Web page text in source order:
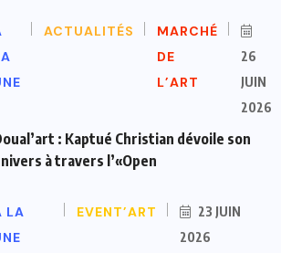
ACTUALITÉS
MARCHÉ
DE
L’ART
26
JUIN
2026
: Kaptué Christian dévoile son
à travers l’«Open
LA
EVENT’ART
23 JUIN
2026